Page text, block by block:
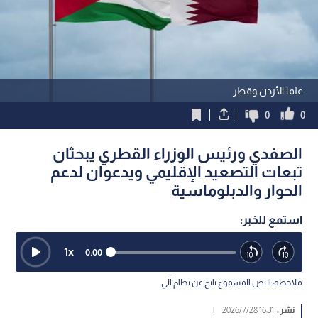
علما الأردن وقطر
0
0
الصفدي ورئيس الوزراء القطري يبحثان
تبعات التصعيد الإقليمي ويدعوان لدعم
الحوار والدبلوماسية
استمع للخبر:
0:00
1x
ملاحظة: النص المسموع ناتج عن نظام آلي
نشر : 16:31 2026/7/28